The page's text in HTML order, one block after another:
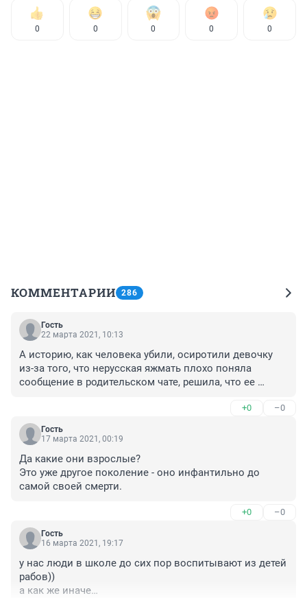
0 0 0 0 0
КОММЕНТАРИИ 286
Гость
22 марта 2021, 10:13
А историю, как человека убили, осиротили девочку
из-за того, что нерусская яжмать плохо поняла
сообщение в родительском чате, решила, что ее
на отца одноклассницы свой дочери, кто-нибудь
помнит?
Совсем недавно это произошло.
+0 –0
Гость
17 марта 2021, 00:19
Да какие они взрослые?
Это уже другое поколение - оно инфантильно до
самой своей смерти.
+0 –0
Гость
16 марта 2021, 19:17
у нас люди в школе до сих пор воспитывают из детей
рабов))
а как же иначе